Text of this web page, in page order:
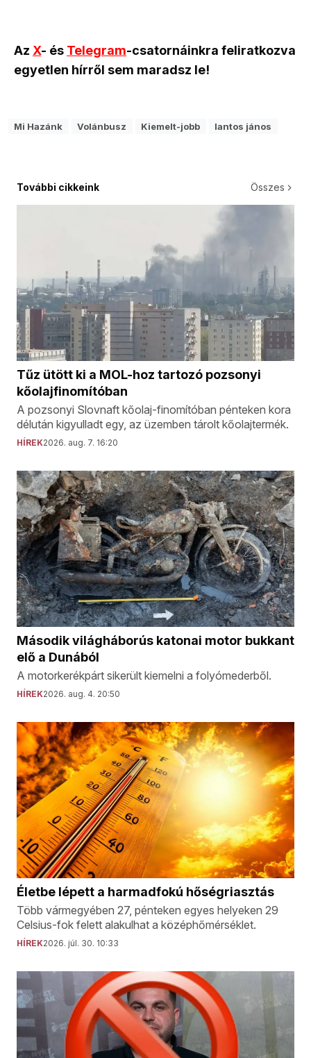
Az X- és Telegram-csatornáinkra feliratkozva
egyetlen hírről sem maradsz le!
Mi Hazánk Volánbusz Kiemelt-jobb lantos jános
További cikkeink Összes
Tűz ütött ki a MOL-hoz tartozó pozsonyi
kőolajfinomítóban
A pozsonyi Slovnaft kőolaj-finomítóban pénteken kora
délután kigyulladt egy, az üzemben tárolt kőolajtermék.
HÍREK2026. aug. 7. 16:20
Második világháborús katonai motor bukkant
elő a Dunából
A motorkerékpárt sikerült kiemelni a folyómederből.
HÍREK2026. aug. 4. 20:50
Életbe lépett a harmadfokú hőségriasztás
Több vármegyében 27, pénteken egyes helyeken 29
Celsius-fok felett alakulhat a középhőmérséklet.
HÍREK2026. júl. 30. 10:33